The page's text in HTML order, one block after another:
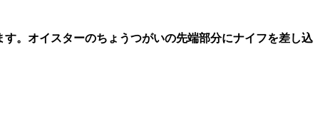
。オイスターのちょうつがいの先端部分にナイフを差し込